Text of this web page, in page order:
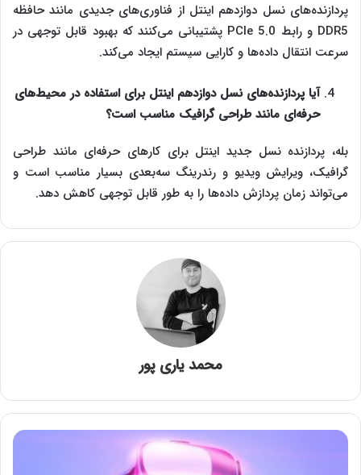
پردازنده‌های نسل دوازدهم اینتل از فناوری‌های جدیدی مانند حافظه
DDR5 و رابط PCIe 5.0 پشتیبانی می‌کنند که بهبود قابل توجهی در
سرعت انتقال داده‌ها و کارایی سیستم ایجاد می‌کند.
آیا پردازنده‌های نسل دوازدهم اینتل برای استفاده در محیط‌های
حرفه‌ای مانند طراحی گرافیک مناسب است؟
بله، پردازنده نسل جدید اینتل برای کارهای حرفه‌ای مانند طراحی
گرافیک، ویرایش ویدیو و رندرینگ سه‌بعدی بسیار مناسب است و
می‌تواند زمان پردازش داده‌ها را به طور قابل توجهی کاهش دهد.
محمد یاری پور